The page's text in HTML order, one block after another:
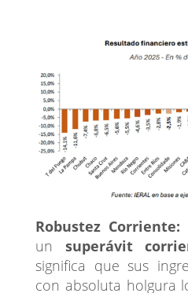
Robustez Corriente:
un superávit
significa que sus
con absoluta holgura